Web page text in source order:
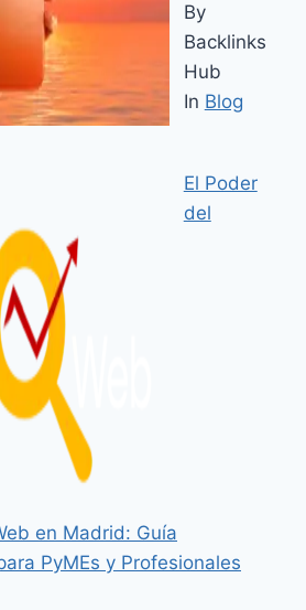
By
Backlinks
Hub
In Blog
El Poder
del
en Madrid: Guía
PyMEs y Profesionales